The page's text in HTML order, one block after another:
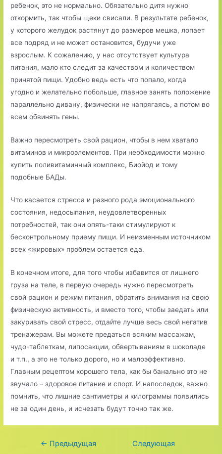
ребенок, это не нормально. Обязательно дитя нужно
откормить, так чтобы щеки свисали. В результате ребенок,
у которого желудок растянут до размеров мешка, лопает
все подряд и не может остановится, будучи уже
взрослым. К сожалению, у нас отсутствует культура
питания, мало кто следит за качеством и количеством
принятой пищи. Удобно ведь есть что попало, когда
угодно и желательно побольше, главное занять положение
параллельно дивану, физически не напрягаясь, а потом во
всем обвинять гены.
Важно пересмотреть свой рацион, чтобы в нем хватало
витаминов и микроэлементов. При необходимости можно
купить поливитаминный комплекс, Биойод и тому
подобные БАДы.
Что касается стресса и разного рода эмоционального
состояния, недосыпания, неудовлетворенных
потребностей, так они опять-таки стимулируют к
бесконтрольному приему пищи. И неизменным источником
всех «жировых» проблем остается еда.
В конечном итоге, для того чтобы избавится от лишнего
груза на теле, в первую очередь нужно пересмотреть
свой рацион и режим питания, обратить внимания на свою
физическую активность, и вместо того, чтобы заедать или
закуривать свой стресс, отдайте лучше весь свой негатив
тренажерам. Вы можете предаться всяким массажам,
чудо-таблеткам, липосакции, обвертываниям в шоколаде
и т.п., а это не только дорого, но и малоэффективно.
Главным рецептом хорошего тела, как бы банально это не
звучало – здоровое питание и спорт. И напоследок, важно
помнить, что лишние сантиметры и килограммы появились
не за один день, и исчезать будут точно так же.
Навигация
← Предыдущая
Следующая